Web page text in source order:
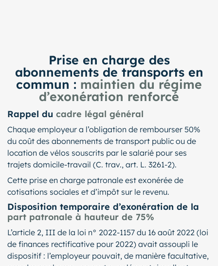
Prise en charge des
abonnements de transports en
commun : maintien du régime
d’exonération renforcé
Rappel du cadre légal général
Chaque employeur a l’obligation de rembourser 50%
du coût des abonnements de transport public ou de
location de vélos souscrits par le salarié pour ses
trajets domicile-travail (C. trav., art. L. 3261-2).
Cette prise en charge patronale est exonérée de
cotisations sociales et d’impôt sur le revenu.
Disposition temporaire d’exonération de la
part patronale à hauteur de 75%
L’article 2, III de la loi n° 2022-1157 du 16 août 2022 (loi
de finances rectificative pour 2022) avait assoupli le
dispositif : l’employeur pouvait, de manière facultative,